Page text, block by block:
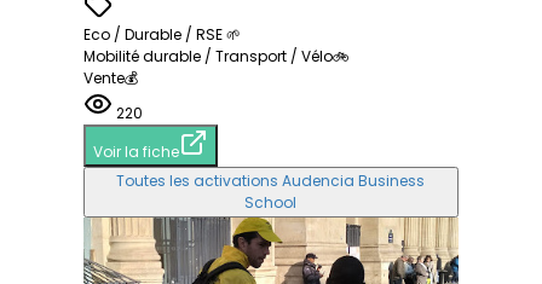
Eco / Durable / RSE 🌱
Mobilité durable / Transport / Vélo🚲
Vente💰
220
Voir la fiche
Toutes les activations Audencia Business
School